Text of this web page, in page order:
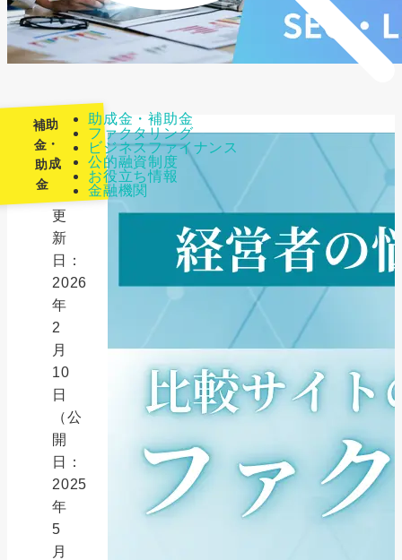
助成金・補助金
ファクタリング
ビジネスファイナンス
公的融資制度
お役立ち情報
金融機関
補助
金・
助成
金
最
更
新
日：
2026
年
2
月
10
日
（公
開
日：
2025
年
5
月